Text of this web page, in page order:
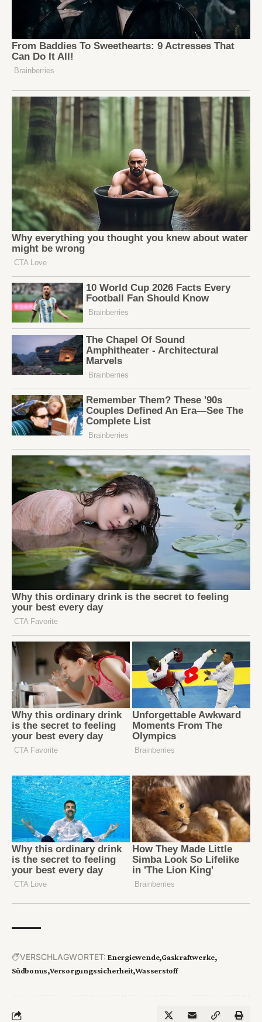
VERSCHLAGWORTET: Energiewende Gaskraftwerke
Südbonus Versorgungssicherheit Wasserstoff